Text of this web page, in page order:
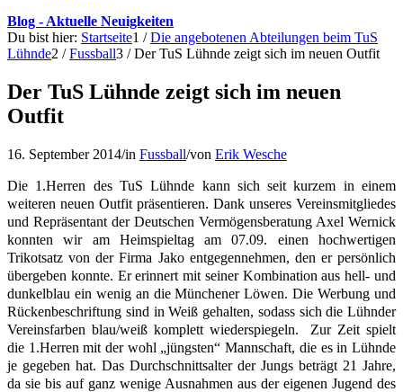
Blog - Aktuelle Neuigkeiten
Du bist hier: Startseite1 / Die angebotenen Abteilungen beim TuS
Lühnde2 / Fussball3 / Der TuS Lühnde zeigt sich im neuen Outfit
Der TuS Lühnde zeigt sich im neuen
Outfit
16. September 2014/in Fussball/von Erik Wesche
Die 1.Herren des TuS Lühnde kann sich seit kurzem in einem
weiteren neuen Outfit präsentieren. Dank unseres Vereinsmitgliedes
und Repräsentant der Deutschen Vermögensberatung Axel Wernick
konnten wir am Heimspieltag am 07.09. einen hochwertigen
Trikotsatz von der Firma Jako entgegennehmen, den er persönlich
übergeben konnte. Er erinnert mit seiner Kombination aus hell- und
dunkelblau ein wenig an die Münchener Löwen. Die Werbung und
Rückenbeschriftung sind in Weiß gehalten, sodass sich die Lühnder
Vereinsfarben blau/weiß komplett wiederspiegeln. Zur Zeit spielt
die 1.Herren mit der wohl „jüngsten“ Mannschaft, die es in Lühnde
je gegeben hat. Das Durchschnittsalter der Jungs beträgt 21 Jahre,
da sie bis auf ganz wenige Ausnahmen aus der eigenen Jugend des